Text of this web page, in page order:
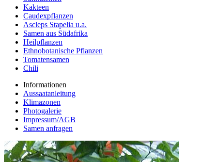
Kakteen
Caudexpflanzen
Ascleps Stapelia u.a.
Samen aus Südafrika
Heilpflanzen
Ethnobotanische Pflanzen
Tomatensamen
Chili
Informationen
Aussaatanleitung
Klimazonen
Photogalerie
Impressum/AGB
Samen anfragen